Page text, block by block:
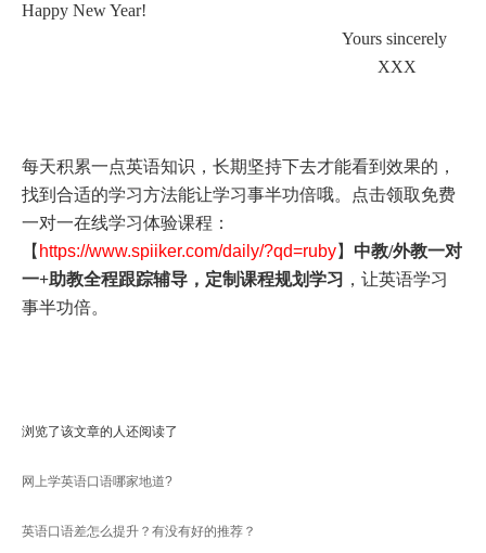
Happy New Year!
Yours sincerely
XXX
每天积累一点英语知识，长期坚持下去才能看到效果的，
找到合适的学习方法能让学习事半功倍哦。点击领取免费
一对一在线学习体验课程：
【 https://www.spiiker.com/daily/?qd=ruby】 中教/外教一对
一+助教全程跟踪辅导，定制课程规划学习 ，让英语学习
事半功倍。
浏览了该文章的人还阅读了
网上学英语口语哪家地道?
英语口语差怎么提升？有没有好的推荐？